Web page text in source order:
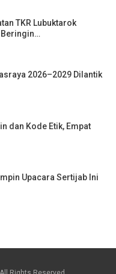
TKR Lubuktarok
Beringin…
2026–2029 Dilantik
dan Kode Etik, Empat
Upacara Sertijab Ini